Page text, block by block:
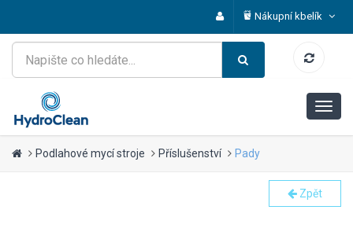
Nákupní kbelík
Podlahové mycí stroje Příslušenství Pady
Zpět